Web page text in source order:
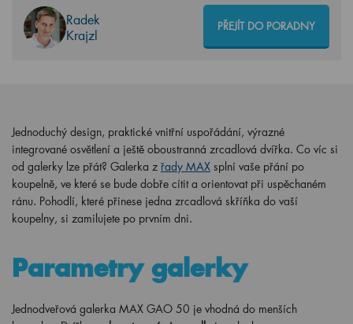
Radek
Krajzl
PŘEJÍT DO PORADNY
Jednoduchý design, praktické vnitřní uspořádání, výrazné
integrované osvětlení a ještě oboustranná zrcadlová dvířka. Co víc si
od galerky lze přát? Galerka z řady MAX splní vaše přání po
koupelně, ve které se bude dobře cítit a orientovat při uspěchaném
ránu. Pohodlí, které přinese jedna zrcadlová skříňka do vaší
koupelny, si zamilujete po prvním dni.
Parametry galerky
Jednodveřová galerka MAX GAO 50 je vhodná do menších